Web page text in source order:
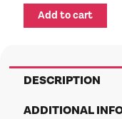
AMARILLO
Add to cart
DESCRIPTION
ADDITIONAL